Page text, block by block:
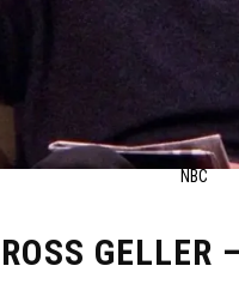
NBC
ROSS GELLER